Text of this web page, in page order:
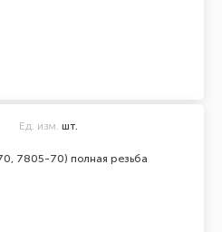
7805-70) полная резьба
Ед. изм. шт.